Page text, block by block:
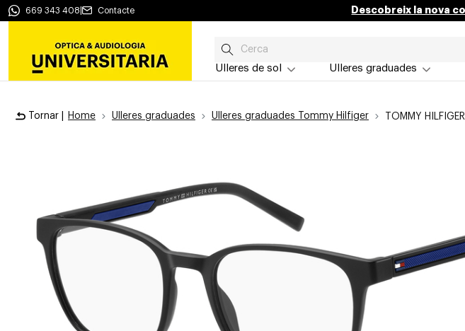
669 343 408 Contacte Descobreix la nova
Ulleres de sol Ulleres graduades
Tornar | Home Ulleres graduades Ulleres graduades Tommy Hilfiger TOMMY